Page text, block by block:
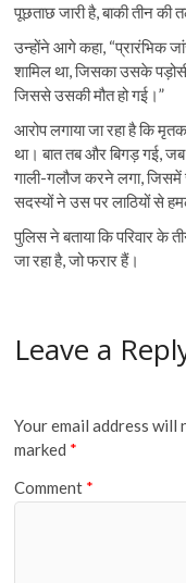
पूछताछ जारी है, बाकी तीन की
उन्होंने आगे कहा, “प्रारंभिक
शामिल था, जिसका उसके
जिससे उसकी मौत हो गई।”
आरोप लगाया जा रहा है कि
था। बात तब और बिगड़ गई,
गाली-गलौज करने लगा, जिसमें
सदस्यों ने उस पर लाठियों से
पुलिस ने बताया कि परिवार के
जा रहा है, जो फरार हैं।
Leave a
Your email address will
marked *
Comment *